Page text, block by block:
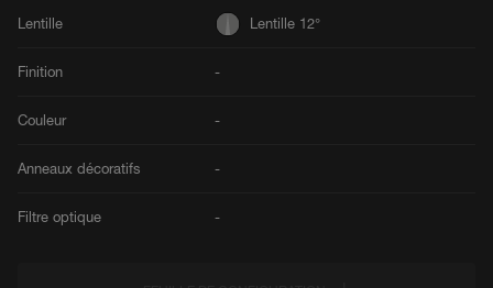
Lentille Lentille 12°
Finition -
Couleur -
Anneaux décoratifs -
Filtre optique -